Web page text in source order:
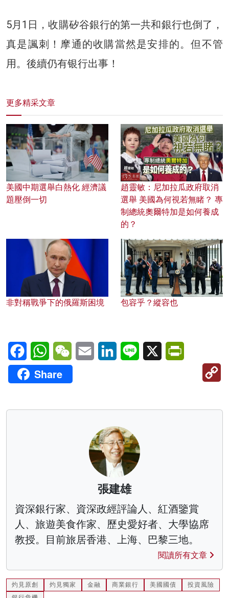
5月1日，收購矽谷銀行的第一共和銀行也倒了，
真是諷刺！摩通的收購當然是安排的。但不管
用。後續仍有银行出事！
更多精采文章
美國中期選舉白熱化 經濟議
題壓倒一切
趙靈敏：尼加拉瓜政府取消
選舉 美國為何視若無睹？ 專
制總統奧爾特加是如何養成
的？
非對稱戰爭下的俄羅斯困境 包容乎？縱容也
FacebookWhatsAppWeChatEmail LinkedInLine X
Share
張建雄
資深銀行家、資深政經評論人、紅酒鑒賞
人、旅遊美食作家、歷史愛好者、大學協席
教授。目前旅居香港、上海、巴黎三地。
閱讀所有文章
灼見原創 灼見獨家 金融 商業銀行 美國國債
投資風險